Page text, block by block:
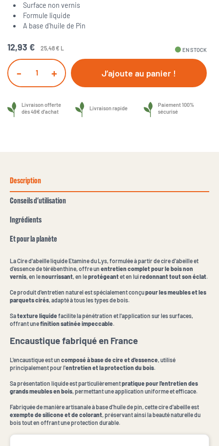
Surface non vernis
Formule liquide
A base d'huile de Pin
12,93 € 25,48 € L fiber_manual_record EN STOCK
- + J’ajoute au panier !
Livraison offerte
dès 49€ d’achat
Livraison rapide
Paiement 100%
sécurisé
Description
Conseils d'utilisation
Ingrédients
Et pour la planète
La Cire d'abeille liquide Etamine du Lys, formulée à partir de cire d'abeille et
d'essence de térébenthine, offre un entretien complet pour le bois non
vernis , en lenourrissant , en leprotégeantet en luiredonnant tout son éclat
Ce produit d'entretien naturel est spécialement conçupour les meubles et les
parquets cirés , adapté à tous les types de bois.
Satexture liquidefacilite la pénétration et l'application sur les surfaces,
offrant unefinition satinée impeccable
Encaustique fabriqué en France
L'encaustique est un composé à base de cire et d'essence , utilisé
principalement pour l'entretien et la protection du bois
Sa présentation liquide est particulièrementpratique pour l'entretien des
grands meubles en bois , permettant une application uniforme et efficace.
Fabriquée de manière artisanale à base d'huile de pin, cette cire d'abeille est
exempte de silicone et de colorant , préservant ainsi la beauté naturelle du
bois tout en offrant une protection durable.